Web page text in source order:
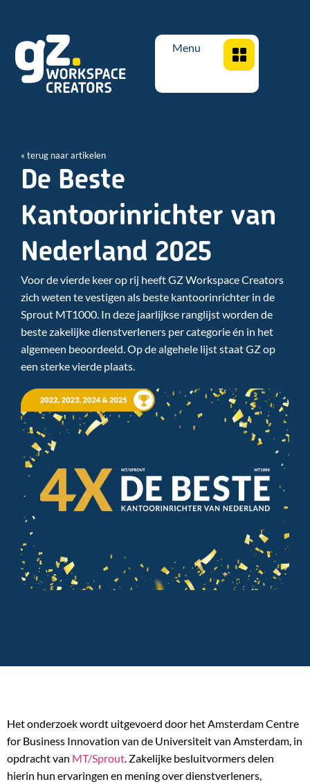
Menu
« terug naar artikelen
De Beste
Kantoorinrichter van
Nederland 2025
Voor de vierde keer op rij heeft GZ Workspace Creators
zich weten te vestigen als beste kantoorinrichter in de
Sprout MT1000. In deze jaarlijkse ranglijst worden de
beste zakelijke dienstverleners per categorie én in het
algemeen beoordeeld. Op de algehele lijst staat GZ op
een sterke vierde plaats.
Het onderzoek wordt uitgevoerd door het Amsterdam Centre
for Business Innovation van de Universiteit van Amsterdam, in
opdracht van MT/Sprout. Zakelijke besluitvormers delen
hierin hun ervaringen en mening over dienstverleners,